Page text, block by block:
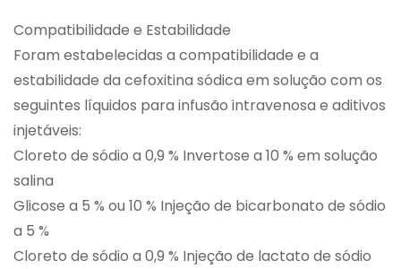
Compatibilidade e Estabilidade
Foram estabelecidas a compatibilidade e a
estabilidade da cefoxitina sódica em solução com os
seguintes líquidos para infusão intravenosa e aditivos
injetáveis:
Cloreto de sódio a 0,9 % Invertose a 10 % em solução
salina
Glicose a 5 % ou 10 % Injeção de bicarbonato de sódio
a 5 %
Cloreto de sódio a 0,9 % Injeção de lactato de sódio